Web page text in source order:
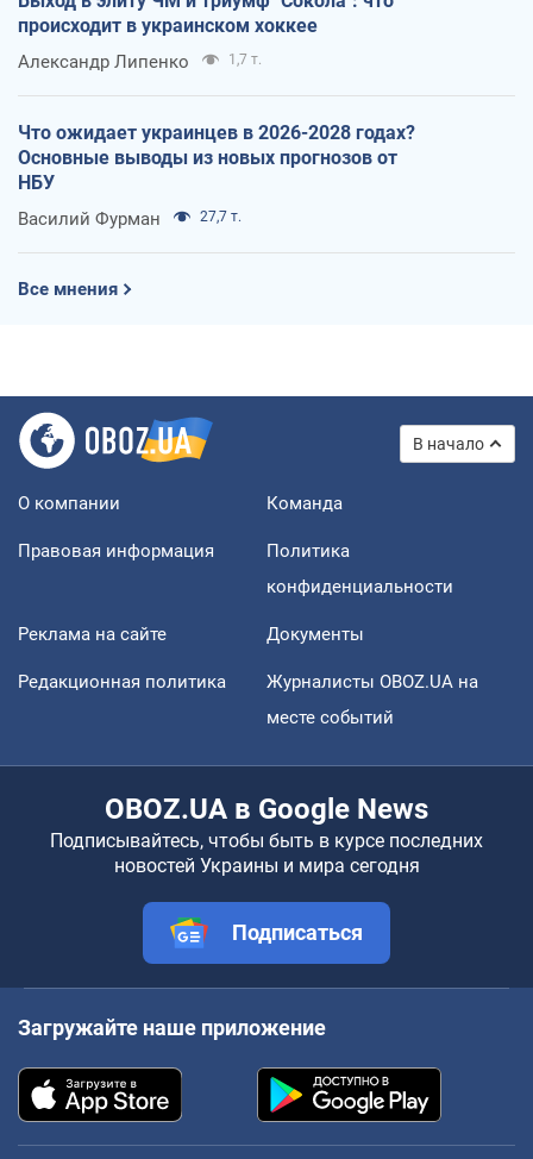
происходит в украинском хоккее
Александр Липенко 1,7 т.
Что ожидает украинцев в 2026-2028 годах?
Основные выводы из новых прогнозов от
НБУ
Василий Фурман 27,7 т.
Все мнения
В начало
О компании Команда
Правовая информация
Политика
конфиденциальности
Реклама на сайте Документы
Редакционная политика
Журналисты OBOZ.UA на
месте событий
OBOZ.UA в Google News
Подписывайтесь, чтобы быть в курсе последних
новостей Украины и мира сегодня
Подписаться
Загружайте наше приложение